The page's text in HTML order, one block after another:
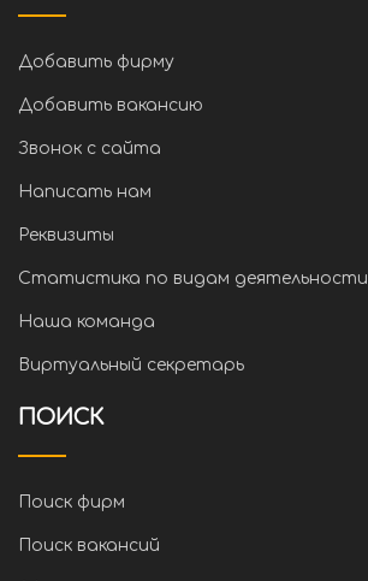
Добавить фирму
Добавить вакансию
Звонок с сайта
Написать нам
Реквизиты
Статистика по видам деятельности
Наша команда
Виртуальный секретарь
ПОИСК
Поиск фирм
Поиск вакансий